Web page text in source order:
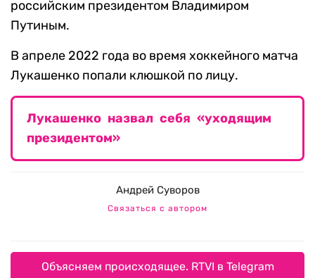
российским президентом Владимиром
Путиным.
В апреле 2022 года во время хоккейного матча
Лукашенко попали клюшкой по лицу.
Лукашенко назвал себя «уходящим
президентом»
Андрей Суворов
Связаться с автором
Объясняем происходящее. RTVI в Telegram